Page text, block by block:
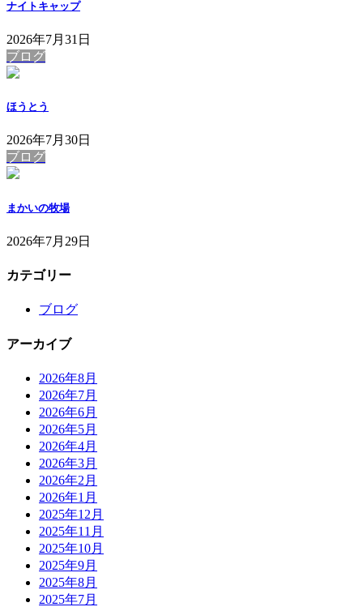
ナイトキャップ
2026年7月31日
ブログ
ほうとう
2026年7月30日
ブログ
まかいの牧場
2026年7月29日
カテゴリー
ブログ
アーカイブ
2026年8月
2026年7月
2026年6月
2026年5月
2026年4月
2026年3月
2026年2月
2026年1月
2025年12月
2025年11月
2025年10月
2025年9月
2025年8月
2025年7月